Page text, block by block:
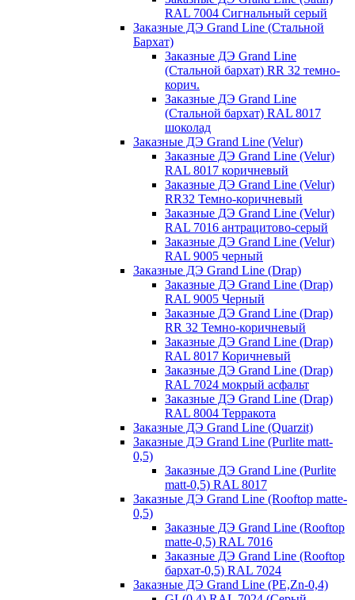
RAL 7004 Сигнальный серый
Заказные ДЭ Grand Line (Стальной
Бархат)
Заказные ДЭ Grand Line
(Стальной бархат) RR 32 темно-
корич.
Заказные ДЭ Grand Line
(Стальной бархат) RAL 8017
шоколад
Заказные ДЭ Grand Line (Velur)
Заказные ДЭ Grand Line (Velur)
RAL 8017 коричневый
Заказные ДЭ Grand Line (Velur)
RR32 Темно-коричневый
Заказные ДЭ Grand Line (Velur)
RAL 7016 антрацитово-серый
Заказные ДЭ Grand Line (Velur)
RAL 9005 черный
Заказные ДЭ Grand Line (Drap)
Заказные ДЭ Grand Line (Drap)
RAL 9005 Черный
Заказные ДЭ Grand Line (Drap)
RR 32 Темно-коричневый
Заказные ДЭ Grand Line (Drap)
RAL 8017 Коричневый
Заказные ДЭ Grand Line (Drap)
RAL 7024 мокрый асфальт
Заказные ДЭ Grand Line (Drap)
RAL 8004 Терракота
Заказные ДЭ Grand Line (Quarzit)
Заказные ДЭ Grand Line (Purlite matt-
0,5)
Заказные ДЭ Grand Line (Purlite
matt-0,5) RAL 8017
Заказные ДЭ Grand Line (Rooftop matte-
0,5)
Заказные ДЭ Grand Line (Rooftop
matte-0,5) RAL 7016
Заказные ДЭ Grand Line (Rooftop
бархат-0,5) RAL 7024
Заказные ДЭ Grand Line (PE,Zn-0,4)